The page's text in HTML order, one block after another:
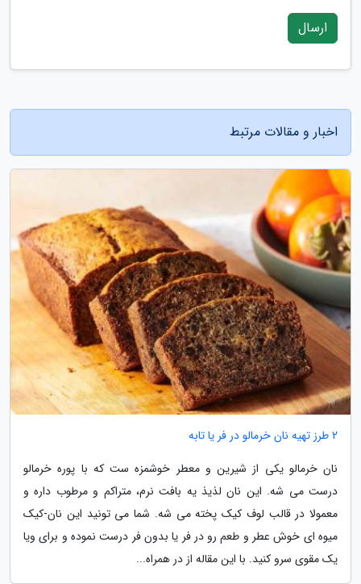
ارسال
اخبار و مقالات مرتبط
2 طرز تهیه نان خرمالو در فر یا تابه
نان خرمالو یکی از شیرین و معطر خوشمزه ست که با پوره خرمالو
درست می شه. این نان لذیذ یه بافت نرم، متراکم و مرطوب داره و
معمولا در قالب لوف کیک پخته می شه. شما می تونید این نان-کیک
میوه ای خوش عطر و طعم رو در فر یا بدون فر درست نموده و برای ویا
یک مقوی سرو کنید. با این مقاله از در همراه...